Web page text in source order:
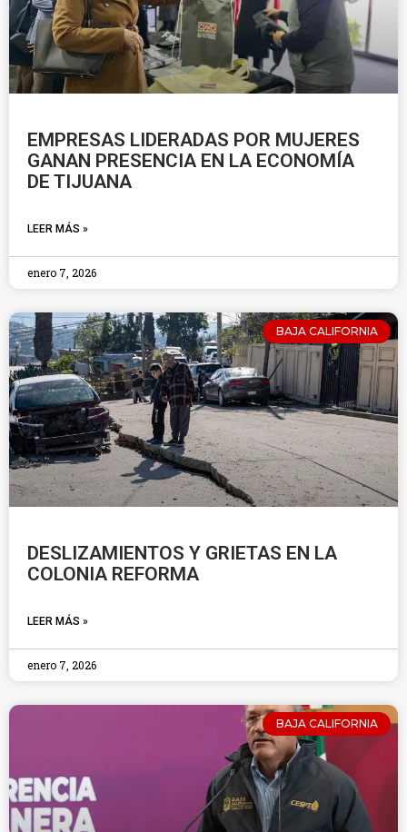
EMPRESAS LIDERADAS POR MUJERES
GANAN PRESENCIA EN LA ECONOMÍA
DE TIJUANA
LEER MÁS »
enero 7, 2026
BAJA CALIFORNIA
DESLIZAMIENTOS Y GRIETAS EN LA
COLONIA REFORMA
LEER MÁS »
enero 7, 2026
BAJA CALIFORNIA